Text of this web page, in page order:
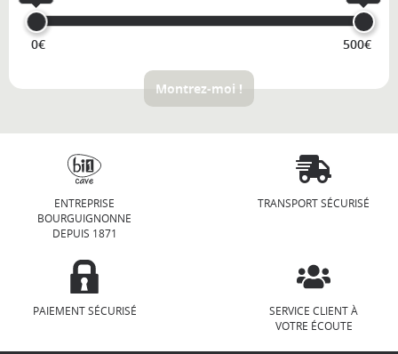
0€ 500€
Montrez-moi !
ENTREPRISE
BOURGUIGNONNE
DEPUIS 1871
TRANSPORT SÉCURISÉ
PAIEMENT SÉCURISÉ
SERVICE CLIENT À
VOTRE ÉCOUTE